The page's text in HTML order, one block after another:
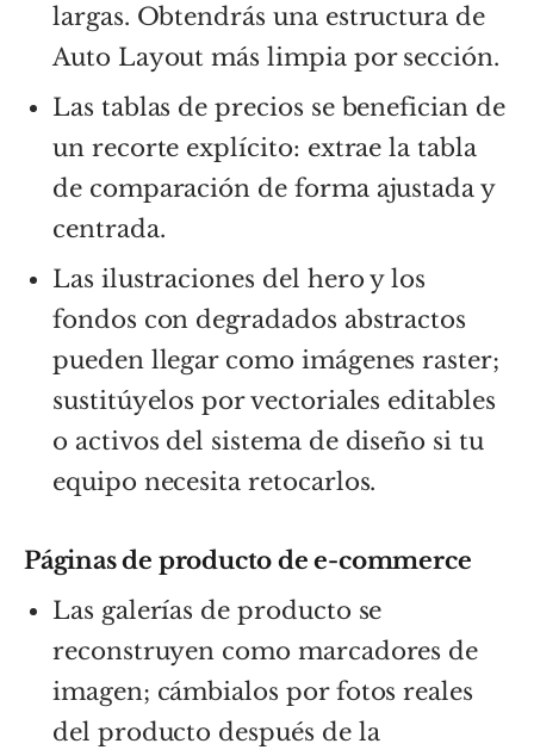
largas. Obtendrás una estructura de
Auto Layout más limpia por sección.
Las tablas de precios se benefician de
un recorte explícito: extrae la tabla
de comparación de forma ajustada y
centrada.
Las ilustraciones del hero y los
fondos con degradados abstractos
pueden llegar como imágenes raster;
sustitúyelos por vectoriales editables
o activos del sistema de diseño si tu
equipo necesita retocarlos.
Páginas de producto de e-commerce
Las galerías de producto se
reconstruyen como marcadores de
imagen; cámbialos por fotos reales
del producto después de la